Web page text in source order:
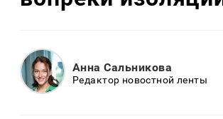
Анна Сальникова
Редактор новостной ленты